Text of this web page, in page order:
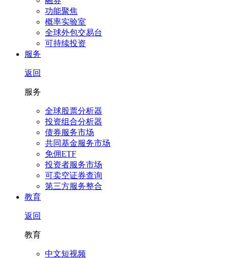
功能聚焦
概率实验室
全球外包交易台
可持续投资
服务
返回
服务
全球股票分析器
投资组合分析器
债券服务市场
共同基金服务市场
免佣ETF
投资者服务市场
可卖空证券查询
第三方服务整合
教育
返回
教育
中文短视频